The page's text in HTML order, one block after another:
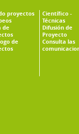
proyectos
de
de
Científico -
Técnicas
Difusión de
Proyecto
Consulta las